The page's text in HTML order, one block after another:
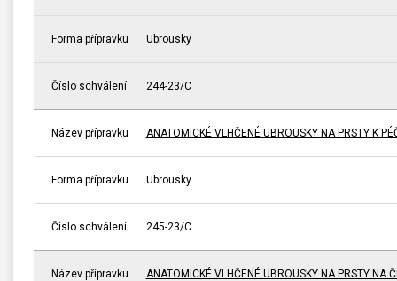
Forma přípravku Ubrousky
Číslo schválení 244-23/C
Název přípravku ANATOMICKÉ VLHČENÉ UBROUSKY NA PRSTY K
Forma přípravku Ubrousky
Číslo schválení 245-23/C
Název přípravku ANATOMICKÉ VLHČENÉ UBROUSKY NA PRSTY NA